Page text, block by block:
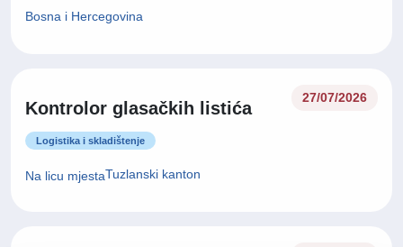
Bosna i Hercegovina
Kontrolor glasačkih listića
27/07/2026
Logistika i skladištenje
Na licu mjestaTuzlanski kanton